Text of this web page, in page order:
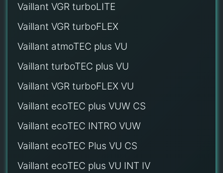
Vaillant VGR turboLITE
Vaillant VGR turboFLEX
Vaillant atmoTEC plus VU
Vaillant turboTEC plus VU
Vaillant VGR turboFLEX VU
Vaillant ecoTEC plus VUW CS
Vaillant ecoTEC INTRO VUW
Vaillant ecoTEC Plus VU CS
Vaillant ecoTEC plus VU INT IV